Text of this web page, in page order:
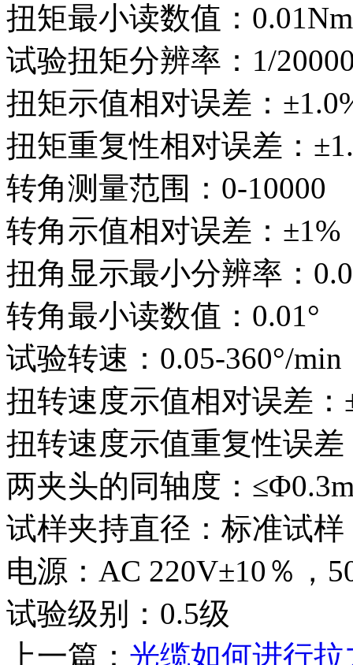
扭矩最小读数值：0.01Nm
试验扭矩分辨率：1/
扭矩示值相对误差：
扭矩重复性相对误差：
转角测量范围：0-10000
转角示值相对误差：±1%
扭角显示最小分辨率：
转角最小读数值：0.01°
试验转速：0.05-360°/min
扭转速度示值相对误差：
扭转速度示值重复性误差
两夹头的同轴度：
试样夹持直径：标准试样
电源：AC 220V±10％，
试验级别：0.5级
上一篇： 光缆如何进行